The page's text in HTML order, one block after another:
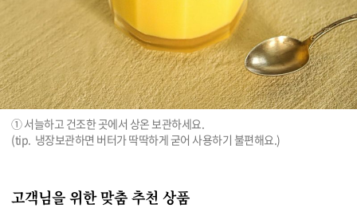
① 서늘하고 건조한 곳에서 상온 보관하세요.
(tip.  냉장보관하면 버터가 딱딱하게 굳어 사용하기 불편해요.)
고객님을 위한 맞춤 추천 상품